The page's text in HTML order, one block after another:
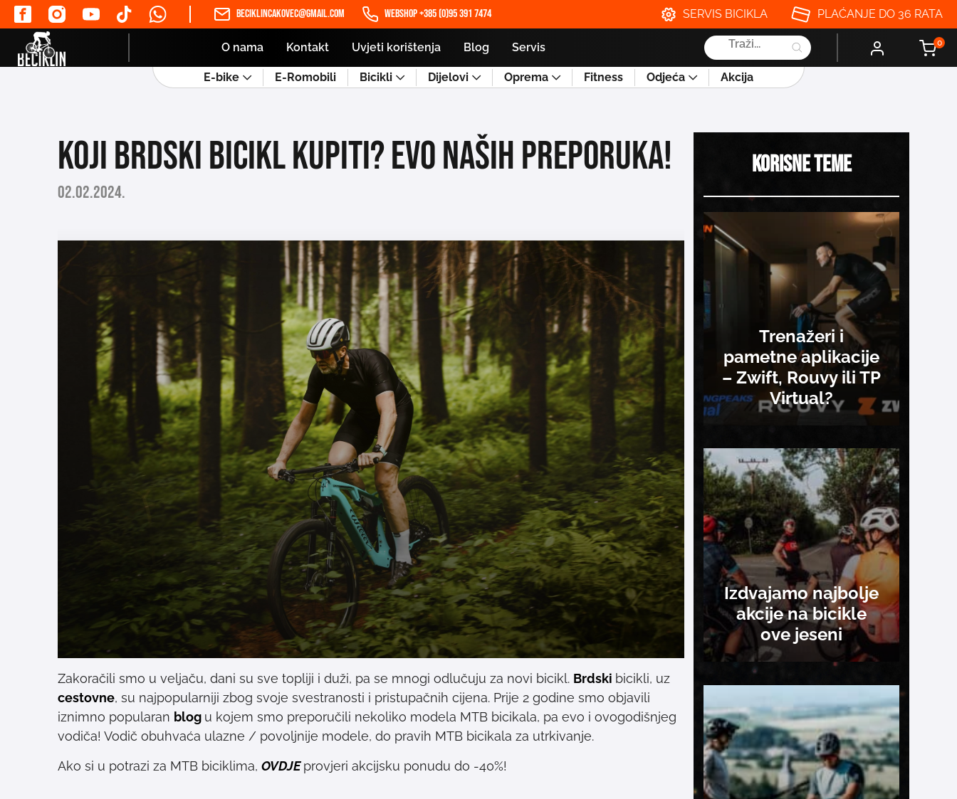
beciklincakovec@gmail.com WEBSHOP +385 (0)95 391 7474 SERVIS BICIKLA PLAĆANJE DO 36 RATA
O nama Kontakt Uvjeti korištenja Blog Servis
Products
search
0
E-bike E-Romobili Bicikli Dijelovi Oprema Fitness Odjeća Akcija
Koji brdski bicikl kupiti? Evo naših preporuka!
02.02.2024.
Zakoračili smo u veljaču, dani su sve topliji i duži, pa se mnogi odlučuju za novi bicikl. Brdski bicikli, uz
cestovne, su najpopularniji zbog svoje svestranosti i pristupačnih cijena. Prije 2 godine smo objavili
iznimno popularan blog u kojem smo preporučili nekoliko modela MTB bicikala, pa evo i ovogodišnjeg
vodiča! Vodič obuhvaća ulazne / povoljnije modele, do pravih MTB bicikala za utrkivanje.
Ako si u potrazi za MTB biciklima, OVDJE provjeri akcijsku ponudu do -40%!
Korisne teme
Trenažeri i
pametne aplikacije
– Zwift, Rouvy ili TP
Virtual?
Izdvajamo najbolje
akcije na bicikle
ove jeseni